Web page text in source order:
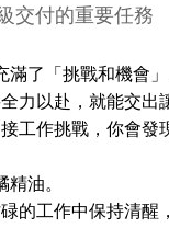
交付的重要任務
了「挑戰和機會」
力以赴，就能交出
作挑戰，你會發
油。
的工作中保持清醒